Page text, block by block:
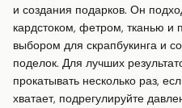
и создания подарков. Он
кардстоком, фетром, тканью и
выбором для скрапбукинга и
поделок. Для лучших
прокатывать несколько раз,
хватает, подрегулируйте